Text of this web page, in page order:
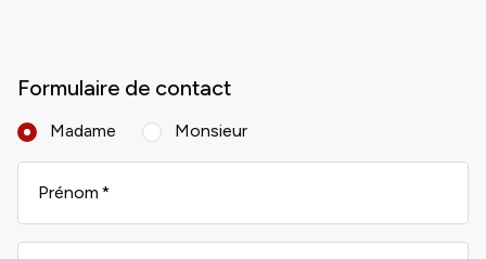
Formulaire de contact
Madame Monsieur
Prénom